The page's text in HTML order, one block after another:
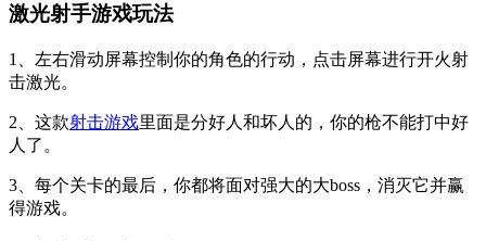
激光射手游戏玩法
1、左右滑动屏幕控制你的角色的行动，点击屏幕进行开火射
击激光。
2、这款射击游戏里面是分好人和坏人的，你的枪不能打中好
人了。
3、每个关卡的最后，你都将面对强大的大boss，消灭它并赢
得游戏。